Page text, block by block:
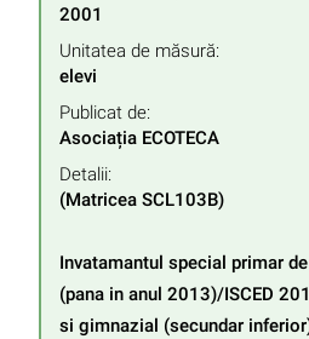
2001
Unitatea de măsură:
elevi
Publicat de:
Asociația ECOTECA
Detalii:
(Matricea SCL103B)
Invatamantul special primar
(pana in anul 2013)/ISCED
si gimnazial (secundar